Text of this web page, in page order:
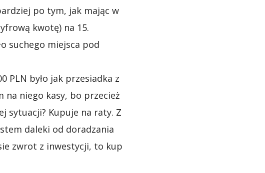
po tym, jak mając w
kwotę) na 15.
suchego miejsca pod
PLN było jak przesiadka z
na niego kasy, bo przecież
sytuacji? Kupuje na raty. Z
daleki od doradzania
zwrot z inwestycji, to kup